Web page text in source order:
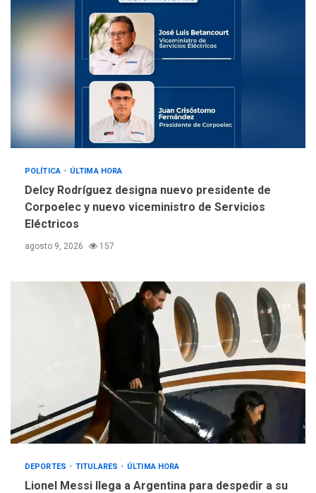
4
sanitarios y asumirse como
problema de orden público
REGIONALES
Alcaldía de Mariño climatiza
Núcleo del Sistema de
Orquestas Porlamar
POLÍTICA ÚLTIMA HORA
Delcy Rodríguez designa nuevo presidente de
Corpoelec y nuevo viceministro de Servicios
Eléctricos
agosto 9, 2026 157
DEPORTES TITULARES ÚLTIMA HORA
Lionel Messi llega a Argentina para despedir a su